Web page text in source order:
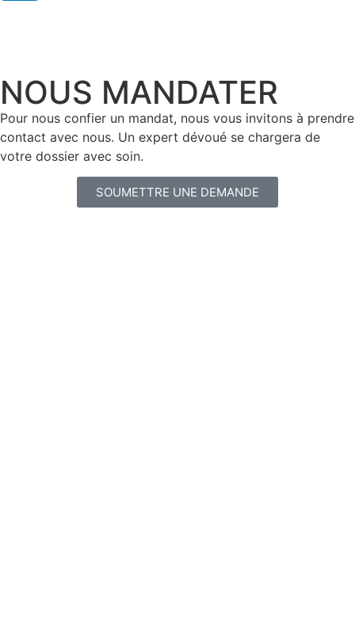
NOUS MANDATER
Pour nous confier un mandat, nous vous invitons à prendre
contact avec nous. Un expert dévoué se chargera de
votre dossier avec soin.
SOUMETTRE UNE DEMANDE